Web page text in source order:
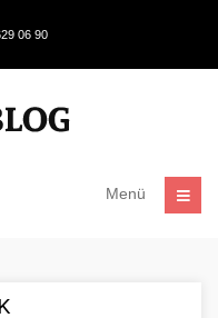
06 90
Menü